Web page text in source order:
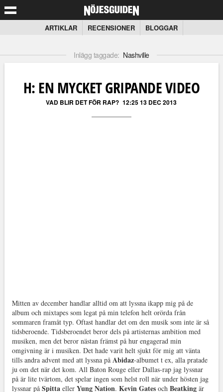
ARTIKLAR RECENSIONER BLOGGAR
Inlägg taggade: Nashville
H: EN MYCKET GRIPANDE VIDEO
VAD BLIR DET FÖR RAP? 12:25 13 DEC 2013
Mitten av december handlar alltid om att lyssna ikapp mig på de
album och mixtapes som legat på min telefon helt orörda från
sommaren framåt typ. Oftast handlar det om den musik som inte är så
tidsberoende. Tidsberoendet beror dels på artisternas ambition med
musiken, men det beror nästan främst på hur engagerad min
omgivning är i musiken. Det hade varit helt sjukt för mig att vänta
tills andra advent med att lyssna på Abidaz-albumet t ex, alla pratade
ju om det när det kom. All Baton Rouge eller Dallas-rap jag lyssnar
på är lite tvärtom, det spelar ingen som helst roll när under hösten jag
lyssnar på Spittaeller Yung Nation. Kevin Gatesoch Beatkingär